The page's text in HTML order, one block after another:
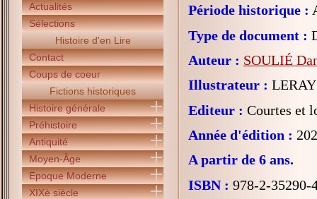
Actualités
Sélections
Histoire d'en Lire
Contact
Coups de coeur
Fictions historiques
Histoire générale
Préhistoire
Antiquité
Moyen-Âge
Epoque Moderne
XIXè siècle
Période historique :
Type de document :
Auteur : SOULIÉ
Illustrateur :
Editeur : Courtes et
Année d'édition :
A partir de 6 ans.
ISBN : 978-2-35290-